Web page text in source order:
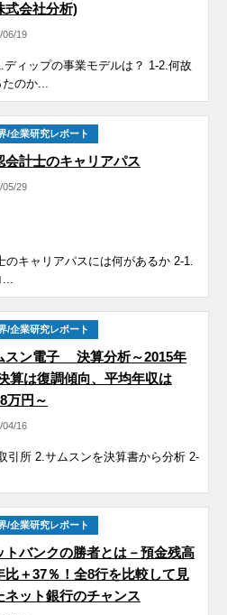
式会社分析)
06/19
ィップの事業モデルは？ 1-2.何故
のか...
/企業研究レポート
会計士のキャリアパス
05/29
のキャリアパスには何があるか 2-1.
...
/企業研究レポート
スン電子 決算分析～2015年
算は復調傾向、平均年収は
万円～
04/16
引所 2.サムスンを決算書から分析 2-
/企業研究レポート
トバンクの勝者とは－預金残高
比＋37％！全8行を比較して見
ネット銀行のチャンス